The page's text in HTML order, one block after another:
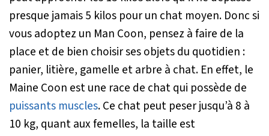
presque jamais 5 kilos pour un chat moyen. Donc si
vous adoptez un Man Coon, pensez à faire de la
place et de bien choisir ses objets du quotidien :
panier, litière, gamelle et arbre à chat. En effet, le
Maine Coon est une race de chat qui possède de
puissants muscles. Ce chat peut peser jusqu’à 8 à
10 kg, quant aux femelles, la taille est